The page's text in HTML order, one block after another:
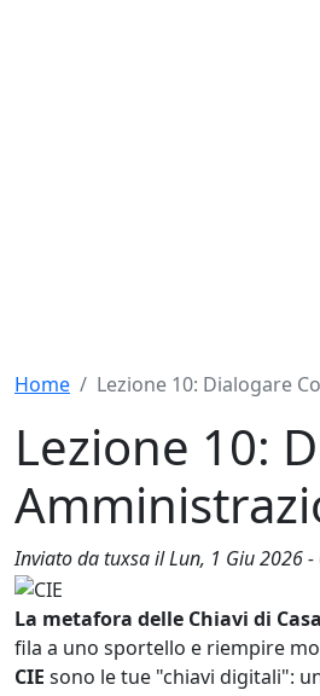
Home Lezione 10: Dialogare
Lezione 10:
Inviato datuxsailLun, 1 Giu 2026
La metafora delle Chiavi di
fila a uno sportello e riempire
CIE sono le tue "chiavi digitali":